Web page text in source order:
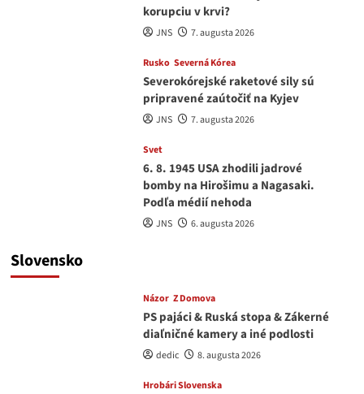
korupciu v krvi?
JNS 7. augusta 2026
Rusko Severná Kórea
Severokórejské raketové sily sú
pripravené zaútočiť na Kyjev
JNS 7. augusta 2026
Svet
6. 8. 1945 USA zhodili jadrové
bomby na Hirošimu a Nagasaki.
Podľa médií nehoda
JNS 6. augusta 2026
Slovensko
Názor Z Domova
PS pajáci & Ruská stopa & Zákerné
diaľničné kamery a iné podlosti
dedic 8. augusta 2026
Hrobári Slovenska